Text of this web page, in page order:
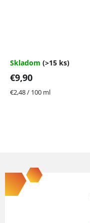
4,7
5
hviezdičiek.
Skladom (>15 ks)
€9,90
Jednotková
€2,48 / 100 ml
á
p